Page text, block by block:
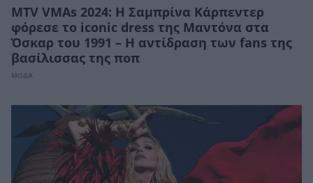
MTV VMAs 2024: Η Σαμπρίνα Κάρπεντερ
φόρεσε το iconic dress της Μαντόνα στα
Όσκαρ του 1991 – Η αντίδραση των fans της
βασίλισσας της ποπ
ΜΟΔΑ